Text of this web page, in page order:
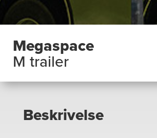
Megaspace
M trailer
Beskrivelse